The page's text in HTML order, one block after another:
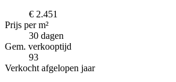
€ 2.451
Prijs per m²
30 dagen
Gem. verkooptijd
93
Verkocht afgelopen jaar